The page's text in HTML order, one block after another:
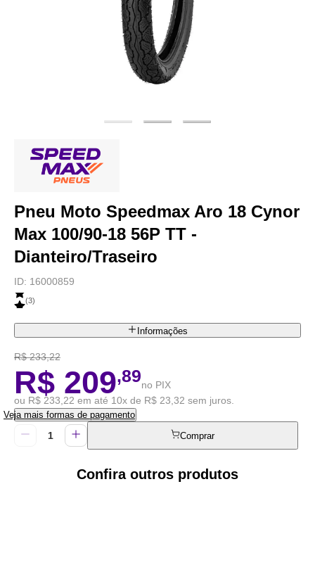
Pneu Moto Speedmax Aro 18 Cynor
Max 100/90-18 56P TT -
Dianteiro/Traseiro
ID: 16000859
(3)
Informações
R$ 233,22
R$ 209,89no PIX
ou R$ 233,22 em até 10x de R$ 23,32 sem juros.
Veja mais formas de pagamento
Comprar
Confira outros produtos